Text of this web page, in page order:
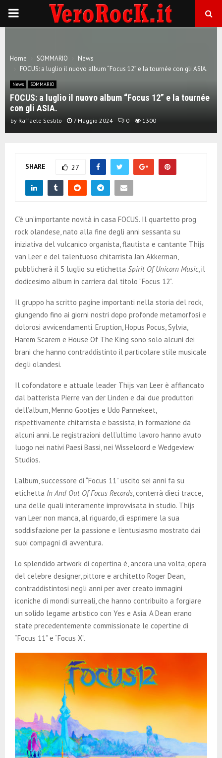
P
M
A
N
U
Home SOMMARIO
News
FOCUS: a luglio il nuovo album “Focus 12” e la tournée con gli ASIA.
News SOMMARIO
FOCUS: a luglio il nuovo album “Focus 12” e la tournée
con gli ASIA.
by Raffaele Sestito 7 Maggio 2024 0 1300
SHARE 27
C’è un’importante novità in casa FOCUS. Il quartetto prog
rock olandese, nato alla fine degli anni sessanta su
iniziativa del vulcanico organista, flautista e cantante Thijs
van Leer e del talentuoso chitarrista Jan Akkerman,
pubblicherà il 5 luglio su etichetta Spirit Of Unicorn Music, il
dodicesimo album in carriera dal titolo “Focus 12”.
Il gruppo ha scritto pagine importanti nella storia del rock,
giungendo fino ai giorni nostri dopo profonde metamorfosi e
dolorosi avvicendamenti. Eruption, Hopus Pocus, Sylvia,
Harem Scarem e House Of The King sono solo alcuni dei
brani che hanno contraddistinto il particolare stile musicale
degli olandesi.
Il cofondatore e attuale leader Thijs van Leer è affiancato
dal batterista Pierre van der Linden e dai due produttori
dell’album, Menno Gootjes e Udo Pannekeet,
rispettivamente chitarrista e bassista, in formazione da
alcuni anni. Le registrazioni dell’ultimo lavoro hanno avuto
luogo nei nativi Paesi Bassi, nei Wisseloord e Wedgeview
Studios.
L’album, successore di “Focus 11” uscito sei anni fa su
etichetta In And Out Of Focus Records , conterrà dieci tracce,
una delle quali interamente improvvisata in studio. Thijs
van Leer non manca, al riguardo, di esprimere la sua
soddisfazione per la passione e l’entusiasmo mostrato dai
suoi compagni di avventura.
Lo splendido artwork di copertina è, ancora una volta, opera
del celebre designer, pittore e architetto Roger Dean,
contraddistintosi negli anni per aver creato immagini
iconiche di mondi surreali, che hanno contribuito a forgiare
un solido legame artistico con Yes e Asia. A Dean erano
state precedentemente commissionate le copertine di
“Focus 11” e “Focus X”.